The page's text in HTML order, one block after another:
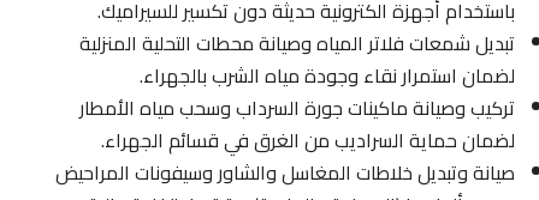
باستخدام أجهزة الكترونية حديثة دون تكسير للسيراميك.
تبديل شمعات فلاتر المياه وصيانة محطات التحلية المنزلية
لضمان استمرار نقاء وجودة مياه الشرب بالجهراء.
تركيب وصيانة ماكينات جورة السرداب وسحب مياه الأمطار
لضمان حماية السراديب من الغرق في قسائم الجهراء.
صيانة وتبديل خلاطات المغاسل والشاور وسيفونات المراحيض